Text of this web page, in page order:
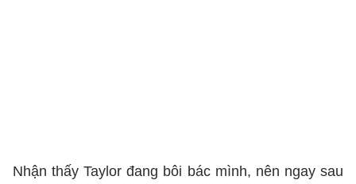
Nhận thấy Taylor đang bôi bác mình, nên ngay sau